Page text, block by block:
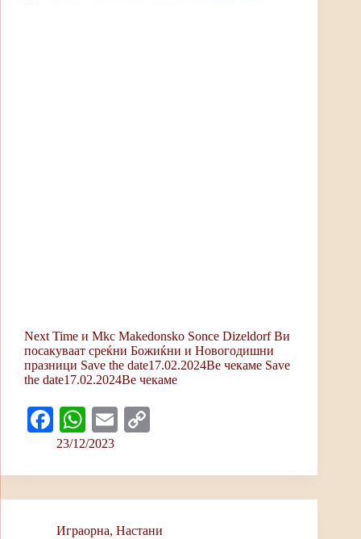
Next Time и Mkc Makedonsko Sonce Dizeldorf Ви
посакуваат среќни Божиќни и Новогодишни
празници Save the date17.02.2024Ве чекаме Save
the date17.02.2024Ве чекаме
Fa
ce
bo
ok
W
ha
ts
A
pp
E
ail y
Li
nk
23/12/2023
Играорна, Настани